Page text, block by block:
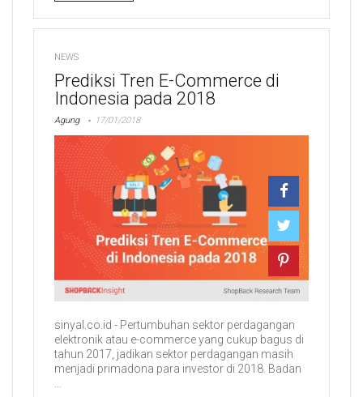
NEWS
Prediksi Tren E-Commerce di
Indonesia pada 2018
Agung 17/01/2018
sinyal.co.id - Pertumbuhan sektor perdagangan
elektronik atau e-commerce yang cukup bagus di
tahun 2017, jadikan sektor perdagangan masih
menjadi primadona para investor di 2018. Badan
...